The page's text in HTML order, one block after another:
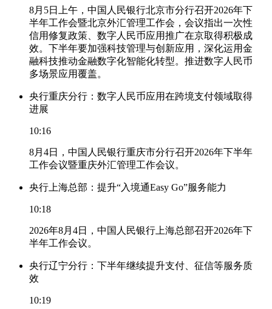
8月5日上午，中国人民银行北京市分行召开2026年下
半年工作会暨北京外汇管理工作会，会议指出一次性
信用修复政策、数字人民币应用推广在京取得积极成
效。下半年要加强科技管理与创新应用，深化运用金
融科技推动金融数字化智能化转型。推进数字人民币
多场景应用覆盖。
央行重庆分行：数字人民币应用在跨境支付领域取得
进展
10:16
8月4日，中国人民银行重庆市分行召开2026年下半年
工作会议暨重庆外汇管理工作会议。
央行上海总部：提升“入境通Easy Go”服务能力
10:18
2026年8月4日，中国人民银行上海总部召开2026年下
半年工作会议。
央行辽宁分行：下半年继续提升支付、征信等服务质
效
10:19